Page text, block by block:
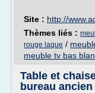
Site : http://
Thèmes liés :
rouge laque /
meuble tv bas
Table et
bureau ancien